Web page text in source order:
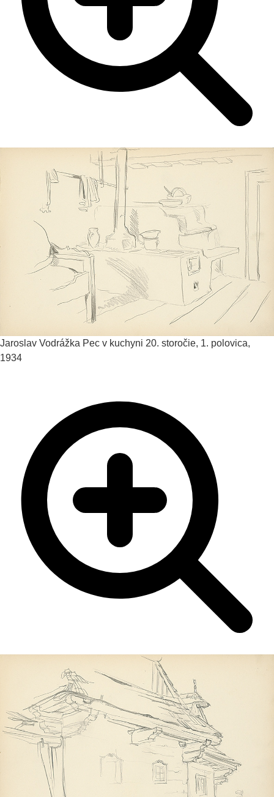
Jaroslav Vodrážka Pec v kuchyni 20. storočie, 1. polovica,
1934